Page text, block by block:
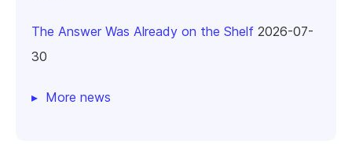
The Answer Was Already on the Shelf 2026-07-
30
More news